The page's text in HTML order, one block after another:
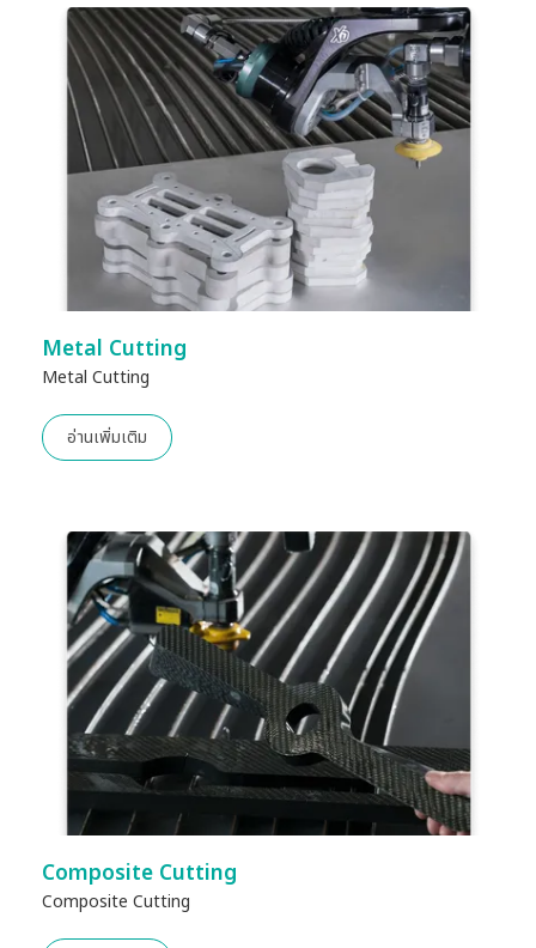
Metal Cutting
Metal Cutting
อ่านเพิ่มเติม
Composite Cutting
Composite Cutting